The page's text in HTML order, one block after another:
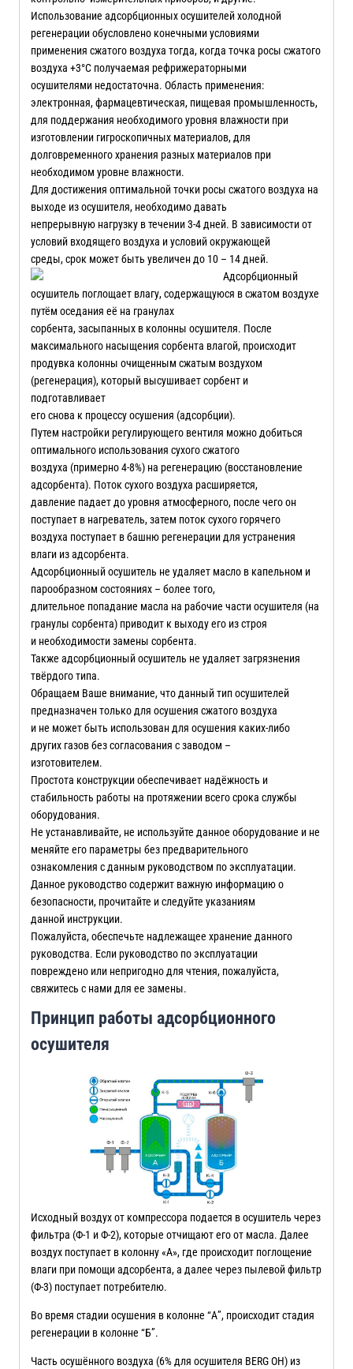
Использование адсорбционных осушителей холодной
регенерации обусловлено конечными условиями
применения сжатого воздуха тогда, когда точка росы сжатого
воздуха +3°C получаемая рефрижераторными
осушителями недостаточна. Область применения:
электронная, фармацевтическая, пищевая промышленность,
для поддержания необходимого уровня влажности при
изготовлении гигроскопичных материалов, для
долговременного хранения разных материалов при
необходимом уровне влажности.
Для достижения оптимальной точки росы сжатого воздуха на
выходе из осушителя, необходимо давать
непрерывную нагрузку в течении 3-4 дней. В зависимости от
условий входящего воздуха и условий окружающей
среды, срок может быть увеличен до 10 – 14 дней.
Адсорбционный
осушитель поглощает влагу, содержащуюся в сжатом воздухе
путём оседания её на гранулах
сорбента, засыпанных в колонны осушителя. После
максимального насыщения сорбента влагой, происходит
продувка колонны очищенным сжатым воздухом
(регенерация), который высушивает сорбент и
подготавливает
его снова к процессу осушения (адсорбции).
Путем настройки регулирующего вентиля можно добиться
оптимального использования сухого сжатого
воздуха (примерно 4-8%) на регенерацию (восстановление
адсорбента). Поток сухого воздуха расширяется,
давление падает до уровня атмосферного, после чего он
поступает в нагреватель, затем поток сухого горячего
воздуха поступает в башню регенерации для устранения
влаги из адсорбента.
Адсорбционный осушитель не удаляет масло в капельном и
парообразном состояниях – более того,
длительное попадание масла на рабочие части осушителя (на
гранулы сорбента) приводит к выходу его из строя
и необходимости замены сорбента.
Также адсорбционный осушитель не удаляет загрязнения
твёрдого типа.
Обращаем Ваше внимание, что данный тип осушителей
предназначен только для осушения сжатого воздуха
и не может быть использован для осушения каких-либо
других газов без согласования с заводом –
изготовителем.
Простота конструкции обеспечивает надёжность и
стабильность работы на протяжении всего срока службы
оборудования.
Не устанавливайте, не используйте данное оборудование и не
меняйте его параметры без предварительного
ознакомления с данным руководством по эксплуатации.
Данное руководство содержит важную информацию о
безопасности, прочитайте и следуйте указаниям
данной инструкции.
Пожалуйста, обеспечьте надлежащее хранение данного
руководства. Если руководство по эксплуатации
повреждено или непригодно для чтения, пожалуйста,
свяжитесь с нами для ее замены.
Принцип работы адсорбционного
осушителя
Исходный воздух от компрессора подается в осушитель через
фильтра (Ф-1 и Ф-2), которые отчищают его от масла. Далее
воздух поступает в колонну «А», где происходит поглощение
влаги при помощи адсорбента, а далее через пылевой фильтр
(Ф-3) поступает потребителю.
Во время стадии осушения в колонне “А”, происходит стадия
регенерации в колонне “Б”.
Часть осушённого воздуха (6% для осушителя BERG OH) из